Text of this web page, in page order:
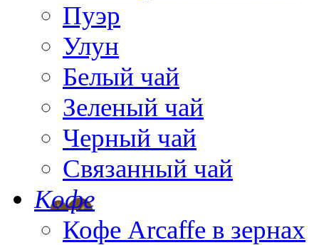
Пуэр
Улун
Белый чай
Зеленый чай
Черный чай
Связанный чай
Кофе
Кофе Arcaffe в зернах